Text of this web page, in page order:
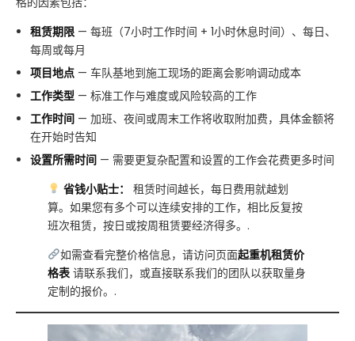
租赁期限 — 每班（7小时工作时间 + 1小时休息时间）、每日、
每周或每月
项目地点 — 车队基地到施工现场的距离会影响调动成本
工作类型 — 标准工作与难度或风险较高的工作
工作时间 — 加班、夜间或周末工作将收取附加费，具体金额将
在开始时告知
设置所需时间 — 需要更复杂配置和设置的工作会花费更多时间
省钱小贴士：
租赁时间越长，每日费用就越划
算。如果您有多个可以连续安排的工作，相比反复按
班次租赁，按日或按周租赁要经济得多。.
如需查看完整价格信息，请访问页面起重机租赁价
格表 请联系我们，或直接联系我们的团队以获取量身
定制的报价。.